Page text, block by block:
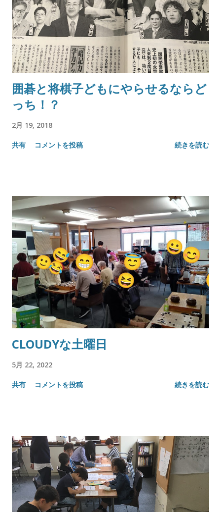
囲碁と将棋子どもにやらせるならど
っち！？
2月 19, 2018
共有 コメントを投稿 続きを読む
CLOUDYな土曜日
5月 22, 2022
共有 コメントを投稿 続きを読む